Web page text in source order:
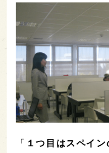
「 １つ目はスペイ